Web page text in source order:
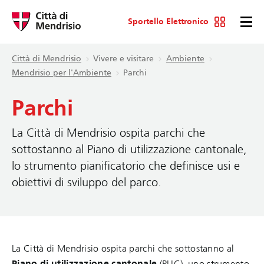
Sportello Elettronico
Città di Mendrisio Vivere e visitare
Ambiente
Mendrisio per l'Ambiente
Parchi
Parchi
La Città di Mendrisio ospita parchi che
sottostanno al Piano di utilizzazione cantonale,
lo strumento pianificatorio che definisce usi e
obiettivi di sviluppo del parco.
La Città di Mendrisio ospita parchi che sottostanno al